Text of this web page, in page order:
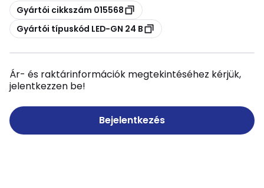
Másolás
Gyártói cikkszám 015568
Másolás
Gyártói típuskód LED-GN 24 B
Ár- és raktárinformációk megtekintéséhez kérjük,
jelentkezzen be!
Bejelentkezés